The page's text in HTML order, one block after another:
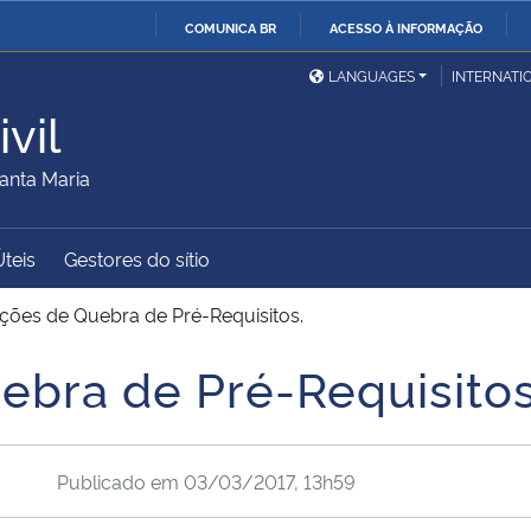
COMUNICA BR ACESSO À INFORMAÇÃO
Ministério da Defesa
Ministério das Relações
Exteriores
Ministério da Cidadania
Ministério do
Desenvolvimento Regional
União
Advocacia-Geral da União Banco Central do Brasil
LANGUAGES
Maria
Gestores do sítio
de Quebra de Pré-Requisitos.
de Pré-
Publicado em 03/03/2017, 13h59